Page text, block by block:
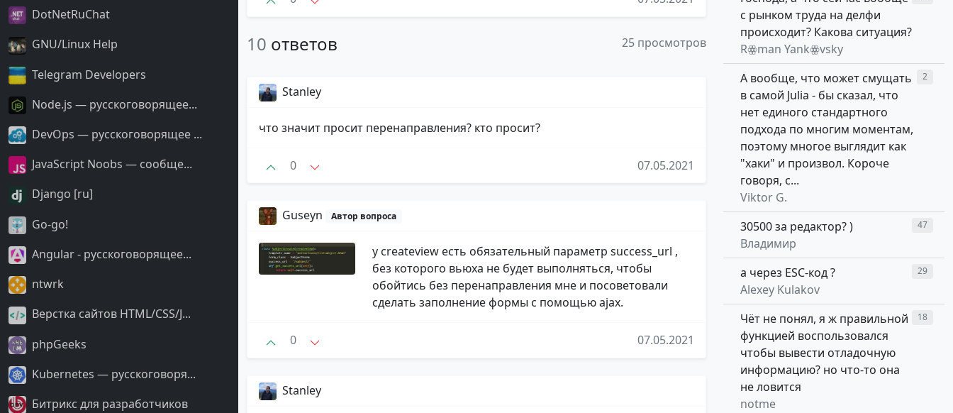
DotNetRuChat
GNU/Linux Help
Telegram Developers
Node.js — русскоговорящее...
DevOps — русскоговорящее ...
JavaScript Noobs — сообще...
Django [ru]
Go-go!
Angular - русскоговорящее...
ntwrk
Верстка сайтов HTML/CSS/J...
phpGeeks
Kubernetes — русскоговоря...
Битрикс для разработчиков
10 ответов 25 просмотров
Stanley
что значит просит перенаправления? кто просит?
0 07.05.2021
Guseyn Автор вопроса
у createview есть обязательный параметр success_url ,
без которого вьюха не будет выполняться, чтобы
обойтись без перенаправления мне и посоветовали
сделать заполнение формы с помощью ajax.
0 07.05.2021
Stanley
с рынком труда на делфи
происходит? Какова ситуация?
Rꙮman Yankꙮvsky
А вообще, что может смущать
в самой Julia - бы сказал, что
нет единого стандартного
подхода по многим моментам,
поэтому многое выглядит как
"хаки" и произвол. Короче
говоря, с...
Viktor G.
2
30500 за редактор? )
Владимир
47
а через ESC-код ?
Alexey Kulakov
29
Чёт не понял, я ж правильной
функцией воспользовался
чтобы вывести отладочную
информацию? но что-то она
не ловится
notme
18